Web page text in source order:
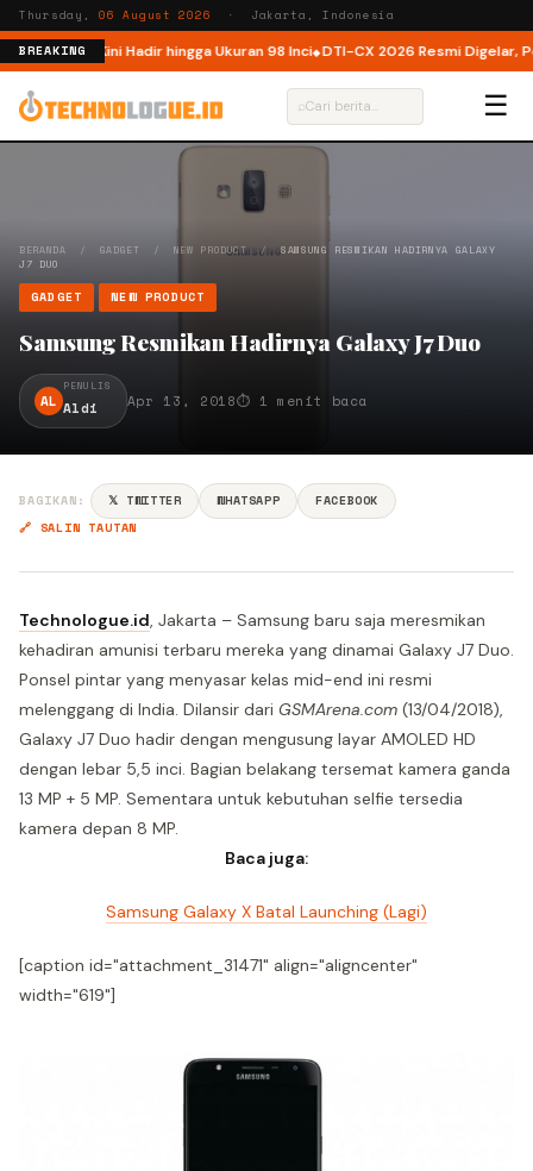
Thursday,06 August 2026 · Jakarta, Indonesia
BREAKINGKini Hadir hingga Ukuran 98 Inci DTI-CX 2026 Resmi Digelar,
⌕ ☰
BERANDA / GADGET / NEW PRODUCT/SAMSUNG RESMIKAN HADIRNYA GALAXY
J7 DUO
GADGET NEW PRODUCT
Samsung Resmikan Hadirnya Galaxy J7 Duo
AL
PENULIS
Aldi Apr 13, 2018⏱ 1 menit baca
BAGIKAN: 𝕏 TWITTER WHATSAPP
FACEBOOK
🔗 SALIN TAUTAN
Technologue.id, Jakarta – Samsung baru saja meresmikan
kehadiran amunisi terbaru mereka yang dinamai Galaxy J7 Duo.
Ponsel pintar yang menyasar kelas mid-end ini resmi
melenggang di India. Dilansir dari GSMArena.com (13/04/2018),
Galaxy J7 Duo hadir dengan mengusung layar AMOLED HD
dengan lebar 5,5 inci. Bagian belakang tersemat kamera ganda
13 MP + 5 MP. Sementara untuk kebutuhan selfie tersedia
kamera depan 8 MP.
Baca juga:
Samsung Galaxy X Batal Launching (Lagi)
[caption id="attachment_31471" align="aligncenter"
width="619"]